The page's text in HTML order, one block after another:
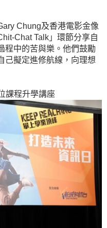
Chung及香港電影金像
Chat Talk」環節分享自
程中的苦與樂。他們鼓勵
己擬定進修航線，向理想
課程升學講座